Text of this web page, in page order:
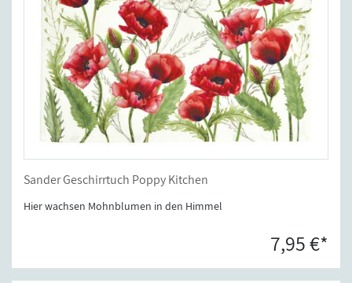
Sander Geschirrtuch Poppy Kitchen
Hier wachsen Mohnblumen in den Himmel
7,95 €*